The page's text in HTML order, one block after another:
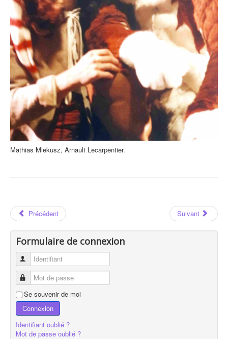
Mathias Mlekusz, Arnault Lecarpentier.
Précédent Suivant
Formulaire de connexion
Identifiant
Mot de passe
Se souvenir de moi
Connexion
Identifiant oublié ?
Mot de passe oublié ?